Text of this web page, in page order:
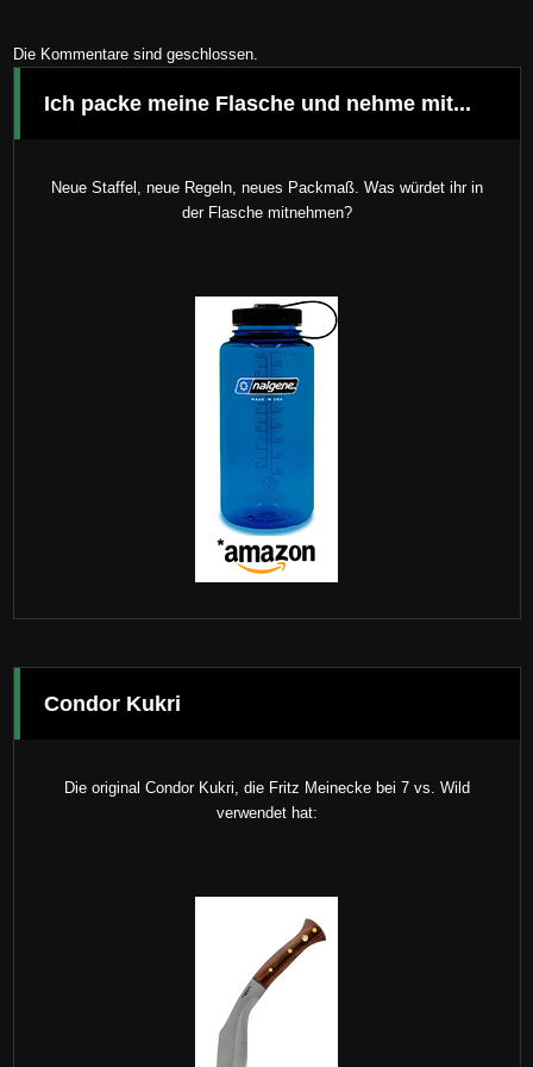
Die Kommentare sind geschlossen.
Ich packe meine Flasche und nehme mit...
Neue Staffel, neue Regeln, neues Packmaß. Was würdet ihr in
der Flasche mitnehmen?
Condor Kukri
Die original Condor Kukri, die Fritz Meinecke bei 7 vs. Wild
verwendet hat: